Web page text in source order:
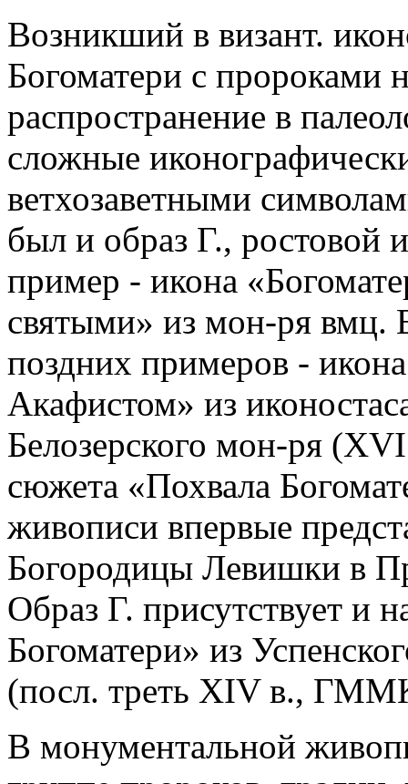
Возникший в визант.
Богоматери с пророками
распространение в
сложные
ветхозаветными
был и образ Г.,
пример - икона
святыми» из мон-ря вмц.
поздних примеров -
Акафистом» из
Белозерского мон-ря
сюжета «Похвала
живописи впервые
Богородицы Левишки в
Образ Г. присутствует и
Богоматери» из
(посл. треть XIV в.,
В монументальной